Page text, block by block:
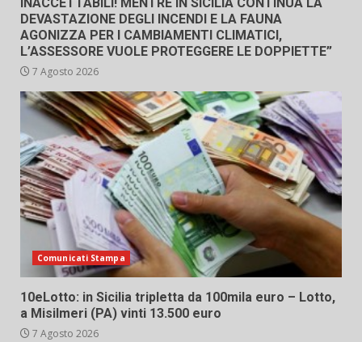
DEVASTAZIONE DEGLI INCENDI E LA FAUNA
AGONIZZA PER I CAMBIAMENTI CLIMATICI,
L’ASSESSORE VUOLE PROTEGGERE LE DOPPIETTE”
7 Agosto 2026
Comunicati Stampa
10eLotto: in Sicilia tripletta da 100mila euro – Lotto,
a Misilmeri (PA) vinti 13.500 euro
7 Agosto 2026